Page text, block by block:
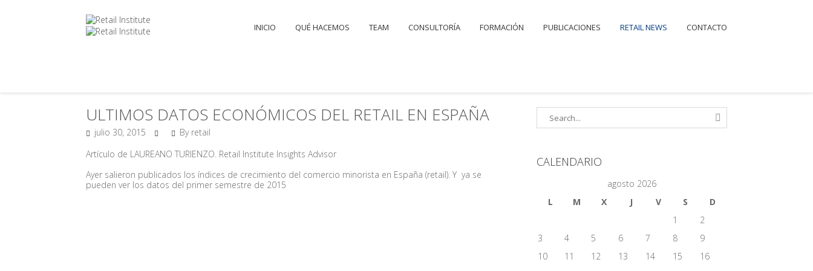
INICIO QUÉ HACEMOS TEAM CONSULTORÍA FORMACIÓN PUBLICACIONES RETAIL NEWS CONTACTO
ULTIMOS DATOS ECONÓMICOS DEL RETAIL EN ESPAÑA
julio 30, 2015
By retail
Artículo de LAUREANO TURIENZO. Retail Institute Insights Advisor
Ayer salieron publicados los índices de crecimiento del comercio minorista en España (retail). Y ya se
pueden ver los datos del primer semestre de 2015
CALENDARIO
agosto 2026
L
M X J V S
D
1
2
3
4 5 6 7 8
9
10
11 12 13 14 15
16